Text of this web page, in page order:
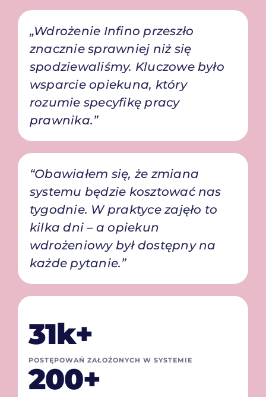
„Wdrożenie Infino przeszło
znacznie sprawniej niż się
spodziewaliśmy. Kluczowe było
wsparcie opiekuna, który
rozumie specyfikę pracy
prawnika.”
“Obawiałem się, że zmiana
systemu będzie kosztować nas
tygodnie. W praktyce zajęło to
kilka dni – a opiekun
wdrożeniowy był dostępny na
każde pytanie.”
31k+
POSTĘPOWAŃ ZAŁOŻONYCH W SYSTEMIE
200+